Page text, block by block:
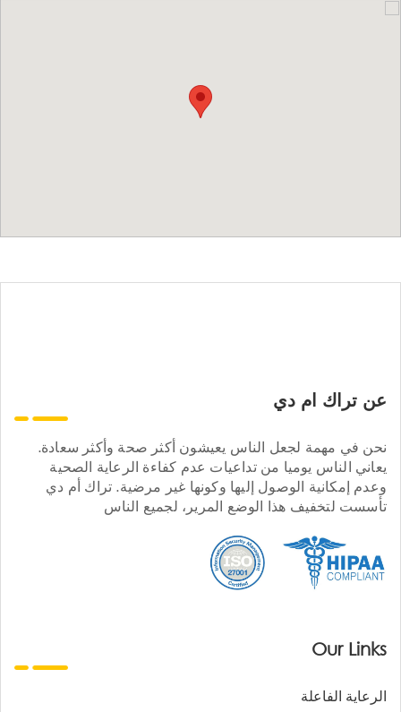
عن تراك ام دي
نحن في مهمة لجعل الناس يعيشون أكثر صحة وأكثر سعادة.
يعاني الناس يوميا من تداعيات عدم كفاءة الرعاية الصحية
وعدم إمكانية الوصول إليها وكونها غير مرضية. تراك أم دي
تأسست لتخفيف هذا الوضع المرير، لجميع الناس
Our Links
الرعاية الفاعلة